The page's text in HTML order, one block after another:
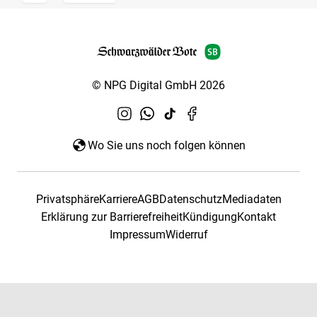
© NPG Digital GmbH 2026
Wo Sie uns noch folgen können
PrivatsphäreKarriereAGBDatenschutzMediadaten
Erklärung zur BarrierefreiheitKündigungKontakt
ImpressumWiderruf